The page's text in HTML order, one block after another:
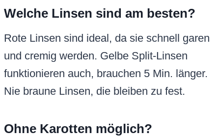
Welche Linsen sind am besten?
Rote Linsen sind ideal, da sie schnell garen
und cremig werden. Gelbe Split-Linsen
funktionieren auch, brauchen 5 Min. länger.
Nie braune Linsen, die bleiben zu fest.
Ohne Karotten möglich?